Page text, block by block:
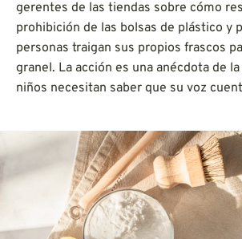
gerentes de las tiendas sobre cómo
prohibición de las bolsas de plástico y
personas traigan sus propios frascos
granel. La acción es una anécdota de
niños necesitan saber que su voz